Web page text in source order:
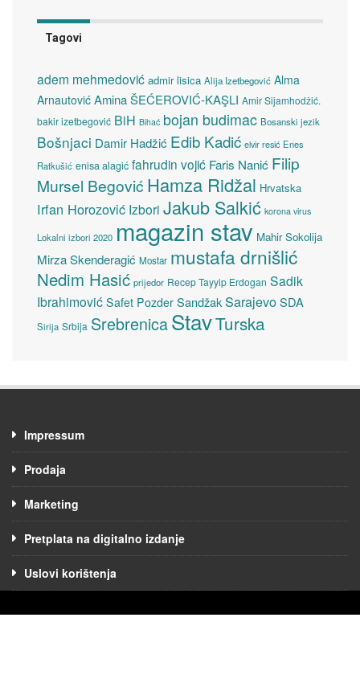
Tagovi
adem mehmedović admir lisica Alija Izetbegović Alma
Arnautović Amina ŠEĆEROVIĆ-KAŞLI Amir Sijamhodžić.
bakir izetbegović BiH Bihać bojan budimac Bosanski jezik
Bošnjaci Damir Hadžić Edib Kadić elvir resić Enes
Ratkušić enisa alagić fahrudin vojić Faris Nanić Filip
Mursel Begović Hamza Ridžal Hrvatska
Irfan Horozović Izbori Jakub Salkić korona virus
Lokalni izbori 2020 magazin stav Mahir Sokolija
Mirza Skenderagić Mostar mustafa drnišlić
Nedim Hasić prijedor Recep Tayyip Erdogan Sadik
Ibrahimović Safet Pozder SandžakSarajevoSDA
Sirija Srbija SrebrenicaStavTurska
Impressum
Prodaja
Marketing
Pretplata na digitalno izdanje
Uslovi korištenja